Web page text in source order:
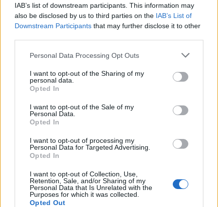
IAB’s list of downstream participants. This information may
also be disclosed by us to third parties on the IAB’s List of
Downstream Participants that may further disclose it to other
Personal Data Processing Opt Outs
I want to opt-out of the Sharing of my
personal data.
Opted In
I want to opt-out of the Sale of my
Personal Data.
Opted In
I want to opt-out of processing my
Personal Data for Targeted Advertising.
Opted In
I want to opt-out of Collection, Use,
Retention, Sale, and/or Sharing of my
Personal Data that Is Unrelated with the
Purposes for which it was collected.
Opted Out